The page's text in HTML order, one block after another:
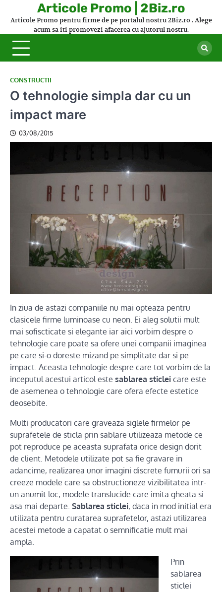
Articole Promo | 2Biz.ro
Articole Promo pentru firme de pe portalul nostru 2Biz.ro . Alege
acum sa iti promovezi afacerea cu ajutorul nostru.
CONSTRUCTII
O tehnologie simpla dar cu un
impact mare
03/08/2015
In ziua de astazi companiile nu mai opteaza pentru
clasicele firme luminoase cu neon. Ei aleg solutii mult
mai sofiscticate si elegante iar aici vorbim despre o
tehnologie care poate sa ofere unei companii imaginea
pe care si-o doreste mizand pe simplitate dar si pe
impact. Aceasta tehnologie despre care tot vorbim de la
inceputul acestui articol este sablarea sticlei care este
de asemenea o tehnologie care ofera efecte estetice
deosebite.
Multi producatori care graveaza siglele firmelor pe
suprafetele de sticla prin sablare utilizeaza metode ce
pot reproduce pe aceasta suprafata orice design dorit
de client. Metodele utilizate pot sa fie gravare in
adancime, realizarea unor imagini discrete fumurii ori sa
creeze modele care sa obstructioneze vizibilitatea intr-
un anumit loc, modele translucide care imita gheata si
asa mai departe. Sablarea sticlei, daca in mod initial era
utilizata pentru curatarea suprafetelor, astazi utilizarea
acestei metode a capatat o semnificatie mult mai
ampla.
Prin
sablarea
sticlei